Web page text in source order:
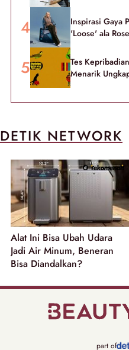
Inspirasi Gaya
'Loose' ala
Tes
Menarik
DETIK NETWORK
Alat Ini Bisa Ubah Udara
Jadi Air Minum, Beneran
Bisa Diandalkan?
part of